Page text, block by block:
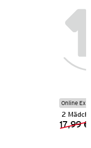
Online
2
17,99 €